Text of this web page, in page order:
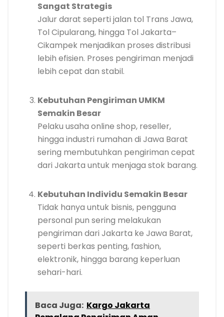
Sangat Strategis
Jalur darat seperti jalan tol Trans Jawa,
Tol Cipularang, hingga Tol Jakarta–
Cikampek menjadikan proses distribusi
lebih efisien. Proses pengiriman menjadi
lebih cepat dan stabil.
Kebutuhan Pengiriman UMKM
Semakin Besar
Pelaku usaha online shop, reseller,
hingga industri rumahan di Jawa Barat
sering membutuhkan pengiriman cepat
dari Jakarta untuk menjaga stok barang.
Kebutuhan Individu Semakin Besar
Tidak hanya untuk bisnis, pengguna
personal pun sering melakukan
pengiriman dari Jakarta ke Jawa Barat,
seperti berkas penting, fashion,
elektronik, hingga barang keperluan
sehari-hari.
Baca Juga: Kargo Jakarta